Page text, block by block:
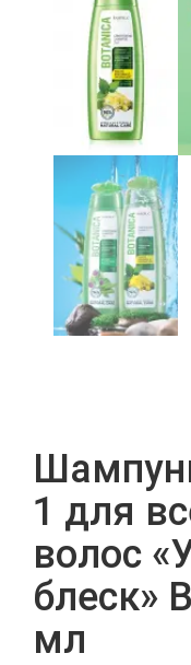
1 для
волос
блеск»
мл